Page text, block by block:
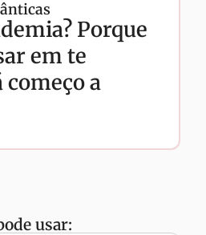
Porque
em te
começo a
usar: